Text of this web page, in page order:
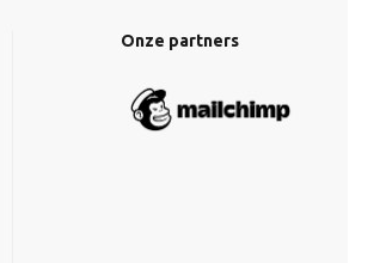
Onze partners